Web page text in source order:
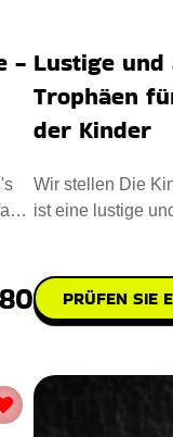
- Lustige und
Trophäen
der Kinder
Wir stellen Die
ist eine lustige
PRÜFEN SIE